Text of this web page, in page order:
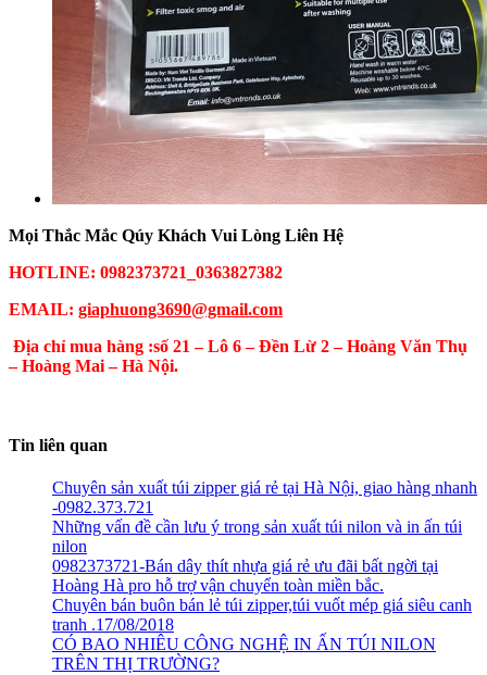
Mọi Thắc Mắc Qúy Khách Vui Lòng Liên Hệ
HOTLINE: 0982373721_0363827382
EMAIL: giaphuong3690@gmail.com
Địa chỉ mua hàng :số 21 – Lô 6 – Đền Lừ 2 – Hoàng Văn Thụ
– Hoàng Mai – Hà Nội.
Tin liên quan
Chuyên sản xuất túi zipper giá rẻ tại Hà Nội, giao hàng nhanh
-0982.373.721
Những vấn đề cần lưu ý trong sản xuất túi nilon và in ấn túi
nilon
0982373721-Bán dây thít nhựa giá rẻ ưu đãi bất ngời tại
Hoàng Hà pro hỗ trợ vận chuyển toàn miền bắc.
Chuyên bán buôn bán lẻ túi zipper,túi vuốt mép giá siêu canh
tranh .17/08/2018
CÓ BAO NHIÊU CÔNG NGHỆ IN ẤN TÚI NILON
TRÊN THỊ TRƯỜNG?